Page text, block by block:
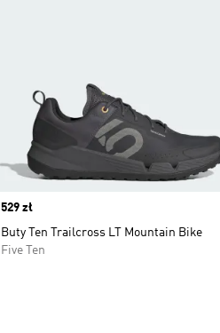
Price
529 zł
Buty Ten Trailcross LT Mountain Bike
Five Ten